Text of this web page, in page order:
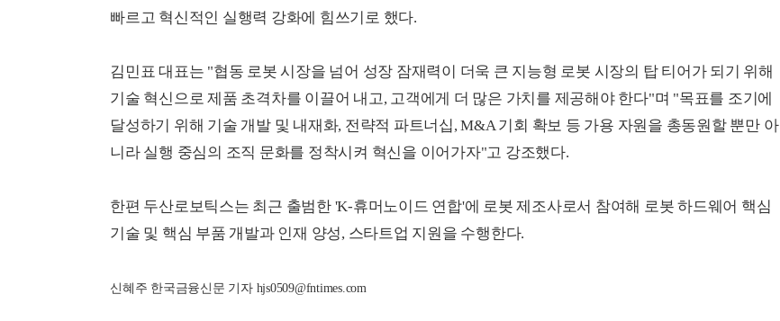
빠르고 혁신적인 실행력 강화에 힘쓰기로 했다.
김민표 대표는 "협동 로봇 시장을 넘어 성장 잠재력이 더욱 큰 지능형 로봇 시장의 탑 티어가 되기 위해
기술 혁신으로 제품 초격차를 이끌어 내고, 고객에게 더 많은 가치를 제공해야 한다"며 "목표를 조기에
달성하기 위해 기술 개발 및 내재화, 전략적 파트너십, M&A 기회 확보 등 가용 자원을 총동원할 뿐만 아
니라 실행 중심의 조직 문화를 정착시켜 혁신을 이어가자"고 강조했다.
한편 두산로보틱스는 최근 출범한 'K-휴머노이드 연합'에 로봇 제조사로서 참여해 로봇 하드웨어 핵심
기술 및 핵심 부품 개발과 인재 양성, 스타트업 지원을 수행한다.
신혜주 한국금융신문 기자 hjs0509@fntimes.com